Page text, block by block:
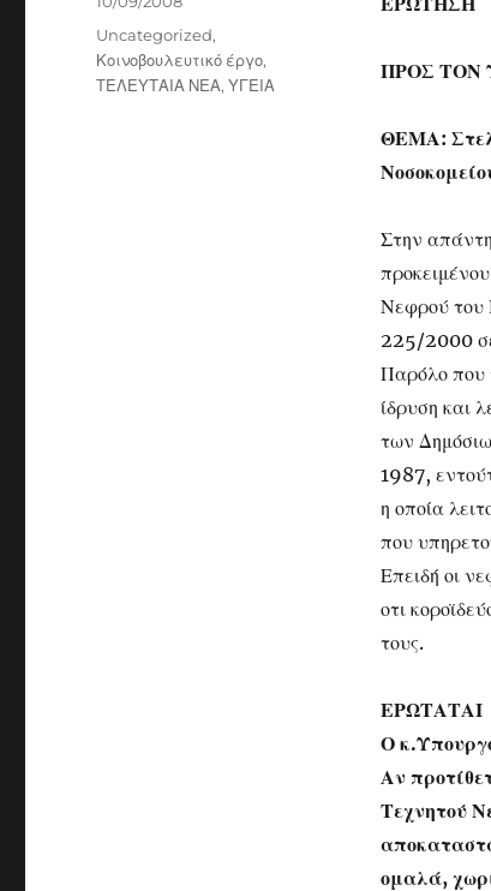
ΠΡΟΣ ΤΟΝ
ΘΕΜΑ:
Στην
Νεφρού του
225/2000
Παρόλο που
ίδρυση και
των
1987,
η οποία
που
Επειδή οι
οτι
τους.
ΕΡΩΤΑΤΑΙ
Ο
Αν
Τεχνητού
ομαλά,
Categories
Uncategorized,
Κοινοβουλευτικό έργο,
ΤΕΛΕΥΤΑΙΑ ΝΕΑ,ΥΓΕΙΑ